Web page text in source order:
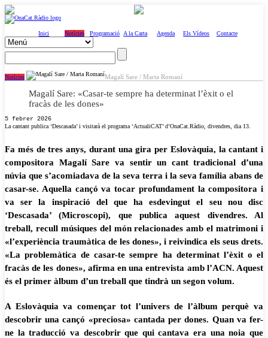
Inici Notícies Programació A la Carta Agenda Els Vídeos Contacte
Notícies Magalí Sare / Marta Romaní
Magalí Sare: «Casar-te sempre ha determinat l’èxit o el
fracàs de les dones»
5 febrer 2026
La cantant publica ‘Descasada’ i visitarà el programa ‘ActualiCAT’ d’OnaCat.Ràdio, divendres, dia 13.
Fa més de tres anys, durant una gira per Eslovàquia, la cantant i
compositora Magalí Sare va sentir un cant tradicional d’una
núvia que s’acomiadava de la seva terra i la seva família abans de
casar-se. Aquella cançó va tocar profundament la compositora i
va ser la inspiració del que ha esdevingut el seu nou disc
‘Descasada’ (Microscopi), que publica aquest divendres. Al
treball, recull músiques del món relacionades amb el matrimoni i
«l’experiència traumàtica de les dones», i reivindica els seus drets.
«La problemàtica de casar-te sempre ha determinat l’èxit o el
fracàs de les dones», afirma en una entrevista amb l’ACN. Aquest
és el primer àlbum d’un treball que tindrà un segon volum.
A Eslovàquia va començar tot l’univers de l’àlbum perquè va
descobrir una cançó «preciosa» cantada per dones. Quan va fer-
ne la traducció va descobrir que qui cantava era una noia que